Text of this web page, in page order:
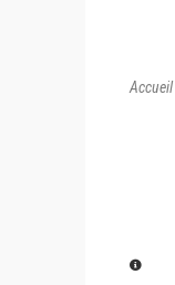
Accueil